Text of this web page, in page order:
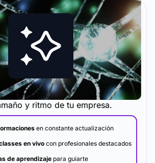
y plataforma de formación que
y ritmo de tu empresa.
en constante actualización
en vivo con profesionales destacados
de aprendizaje para guiarte